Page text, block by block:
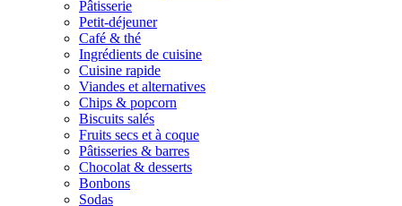
Pâtisserie
Petit-déjeuner
Café & thé
Ingrédients de cuisine
Cuisine rapide
Viandes et alternatives
Chips & popcorn
Biscuits salés
Fruits secs et à coque
Pâtisseries & barres
Chocolat & desserts
Bonbons
Sodas